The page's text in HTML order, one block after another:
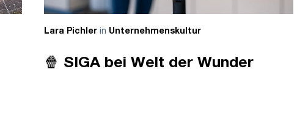
Lara Pichlerin Unternehmenskultur
🍿 SIGA bei Welt der Wunder